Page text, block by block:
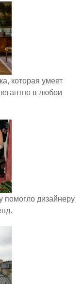
которая умеет
в любои
помогло дизайнеру